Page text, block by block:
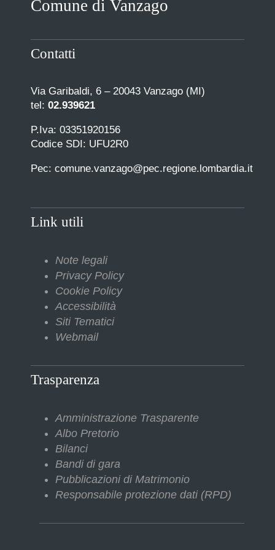
COMUNICAZIONE
Comune di Vanzago
Contatti
Via Garibaldi, 6 – 20043 Vanzago (MI)
tel: 02.939621
P.Iva: 03351920156
Codice SDI: UFU2R0
Pec: comune.vanzago@pec.regione.lombardia.it
Link utili
Note legali
Privacy Policy
Cookie Policy
Accessibilità
Siti Tematici
Webmail
Trasparenza
Amministrazione Trasparente
Albo Pretorio
Bilanci
Bandi di gara
Pubblicazioni di Matrimonio
Responsabile protezione dati (RPD)